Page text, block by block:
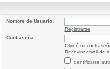
Nombre de Usuario:
Registrarse
Contraseña:
Olvidé mi
Reenviar email de
Identificarse